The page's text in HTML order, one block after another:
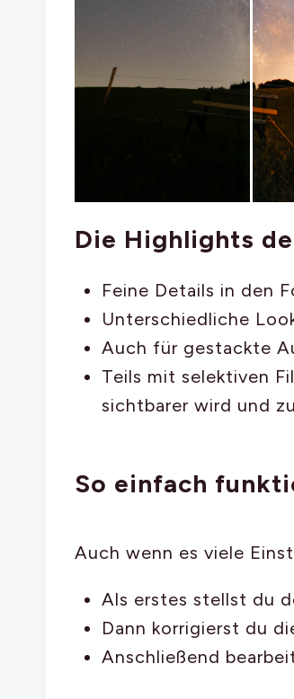
Die Highlights
Feine Details in den
Unterschiedliche
Auch für gestackte
Teils mit selektiven
sichtbarer wird und
So einfach
Auch wenn es viele
Als erstes stellst du
Dann korrigierst du
Anschließend